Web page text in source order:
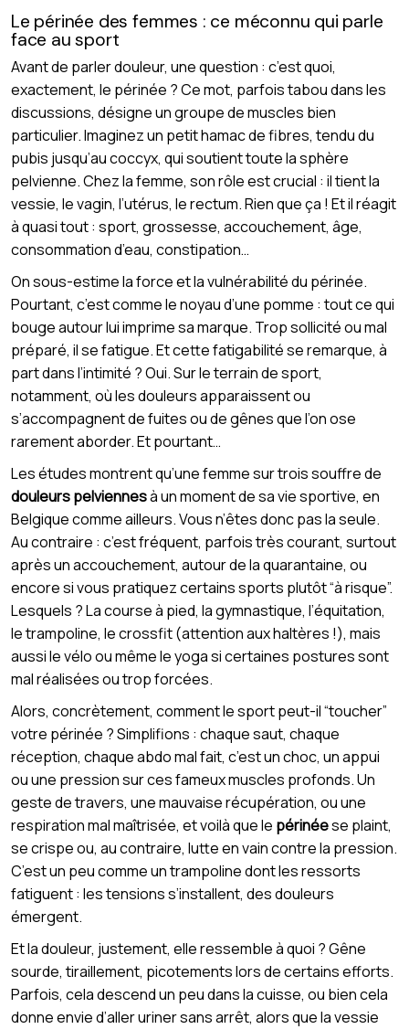
Le périnée des femmes : ce méconnu qui parle
face au sport
Avant de parler douleur, une question : c’est quoi,
exactement, le périnée ? Ce mot, parfois tabou dans les
discussions, désigne un groupe de muscles bien
particulier. Imaginez un petit hamac de fibres, tendu du
pubis jusqu’au coccyx, qui soutient toute la sphère
pelvienne. Chez la femme, son rôle est crucial : il tient la
vessie, le vagin, l’utérus, le rectum. Rien que ça ! Et il réagit
à quasi tout : sport, grossesse, accouchement, âge,
consommation d’eau, constipation…
On sous-estime la force et la vulnérabilité du périnée.
Pourtant, c’est comme le noyau d’une pomme : tout ce qui
bouge autour lui imprime sa marque. Trop sollicité ou mal
préparé, il se fatigue. Et cette fatigabilité se remarque, à
part dans l’intimité ? Oui. Sur le terrain de sport,
notamment, où les douleurs apparaissent ou
s’accompagnent de fuites ou de gênes que l’on ose
rarement aborder. Et pourtant…
Les études montrent qu’une femme sur trois souffre de
douleurs pelviennesà un moment de sa vie sportive, en
Belgique comme ailleurs. Vous n’êtes donc pas la seule.
Au contraire : c’est fréquent, parfois très courant, surtout
après un accouchement, autour de la quarantaine, ou
encore si vous pratiquez certains sports plutôt “à risque”.
Lesquels ? La course à pied, la gymnastique, l’équitation,
le trampoline, le crossfit (attention aux haltères !), mais
aussi le vélo ou même le yoga si certaines postures sont
mal réalisées ou trop forcées.
Alors, concrètement, comment le sport peut-il “toucher”
votre périnée ? Simplifions : chaque saut, chaque
réception, chaque abdo mal fait, c’est un choc, un appui
ou une pression sur ces fameux muscles profonds. Un
geste de travers, une mauvaise récupération, ou une
respiration mal maîtrisée, et voilà que le périnéese plaint,
se crispe ou, au contraire, lutte en vain contre la pression.
C’est un peu comme un trampoline dont les ressorts
fatiguent : les tensions s’installent, des douleurs
émergent.
Et la douleur, justement, elle ressemble à quoi ? Gêne
sourde, tiraillement, picotements lors de certains efforts.
Parfois, cela descend un peu dans la cuisse, ou bien cela
donne envie d’aller uriner sans arrêt, alors que la vessie